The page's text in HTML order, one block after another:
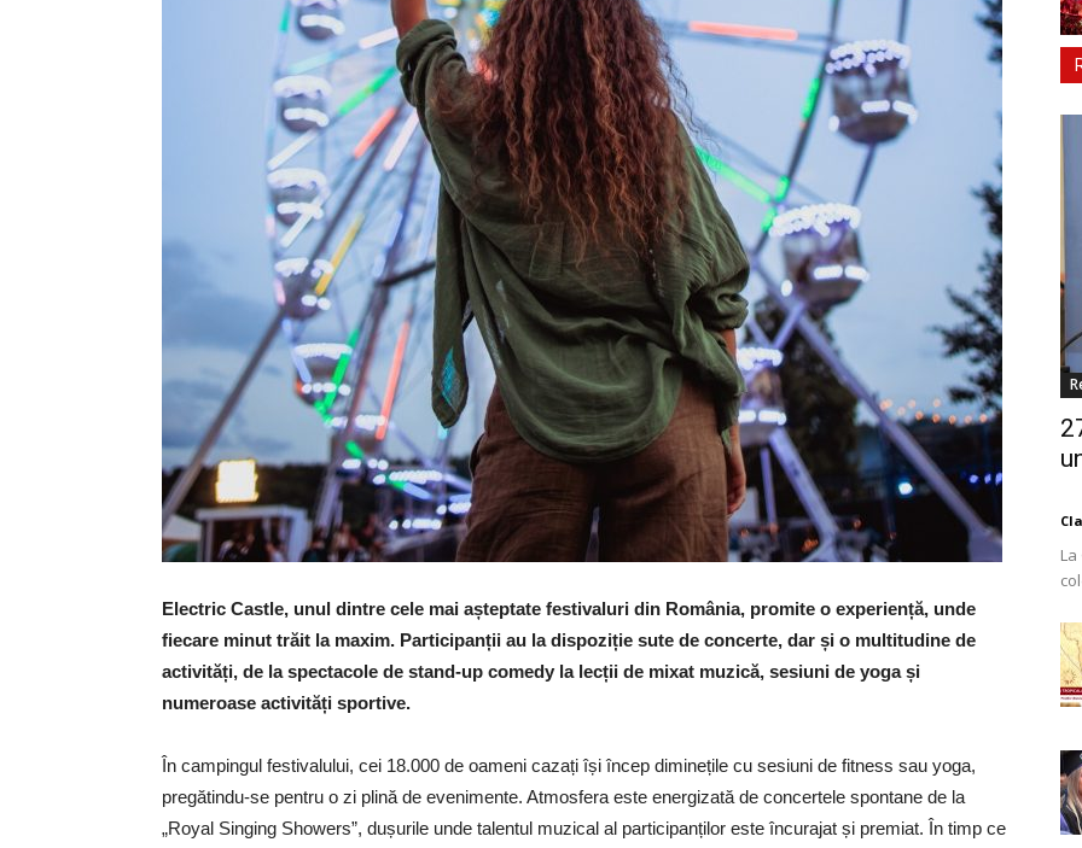
Electric Castle, unul dintre cele mai așteptate festivaluri din România, promite o experiență, unde
fiecare minut trăit la maxim. Participanții au la dispoziție sute de concerte, dar și o multitudine de
activități, de la spectacole de stand-up comedy la lecții de mixat muzică, sesiuni de yoga și
numeroase activități sportive.
În campingul festivalului, cei 18.000 de oameni cazați își încep diminețile cu sesiuni de fitness sau yoga,
pregătindu-se pentru o zi plină de evenimente. Atmosfera este energizată de concertele spontane de la
„Royal Singing Showers”, dușurile unde talentul muzical al participanților este încurajat și premiat. În timp ce